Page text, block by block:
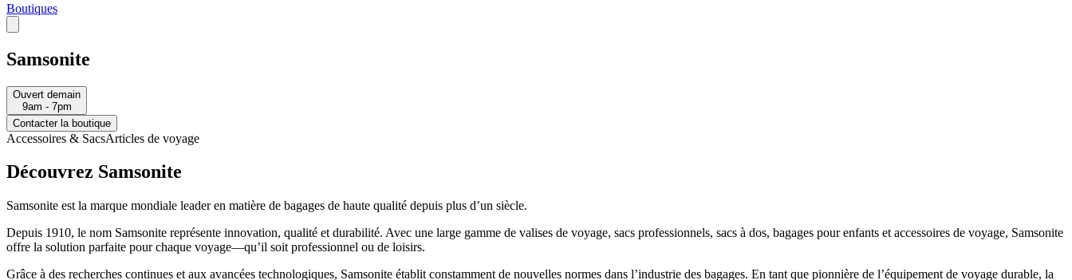
Boutiques
Samsonite
Ouvert demain
9am - 7pm
Contacter la boutique
Accessoires & SacsArticles de voyage
Découvrez Samsonite
Samsonite est la marque mondiale leader en matière de bagages de haute qualité depuis plus d’un siècle.
Depuis 1910, le nom Samsonite représente innovation, qualité et durabilité. Avec une large gamme de valises de voyage, sacs professionnels, sacs à dos, bagages pour enfants et accessoires de voyage, Samsonite
offre la solution parfaite pour chaque voyage—qu’il soit professionnel ou de loisirs.
Grâce à des recherches continues et aux avancées technologiques, Samsonite établit constamment de nouvelles normes dans l’industrie des bagages. En tant que pionnière de l’équipement de voyage durable, la